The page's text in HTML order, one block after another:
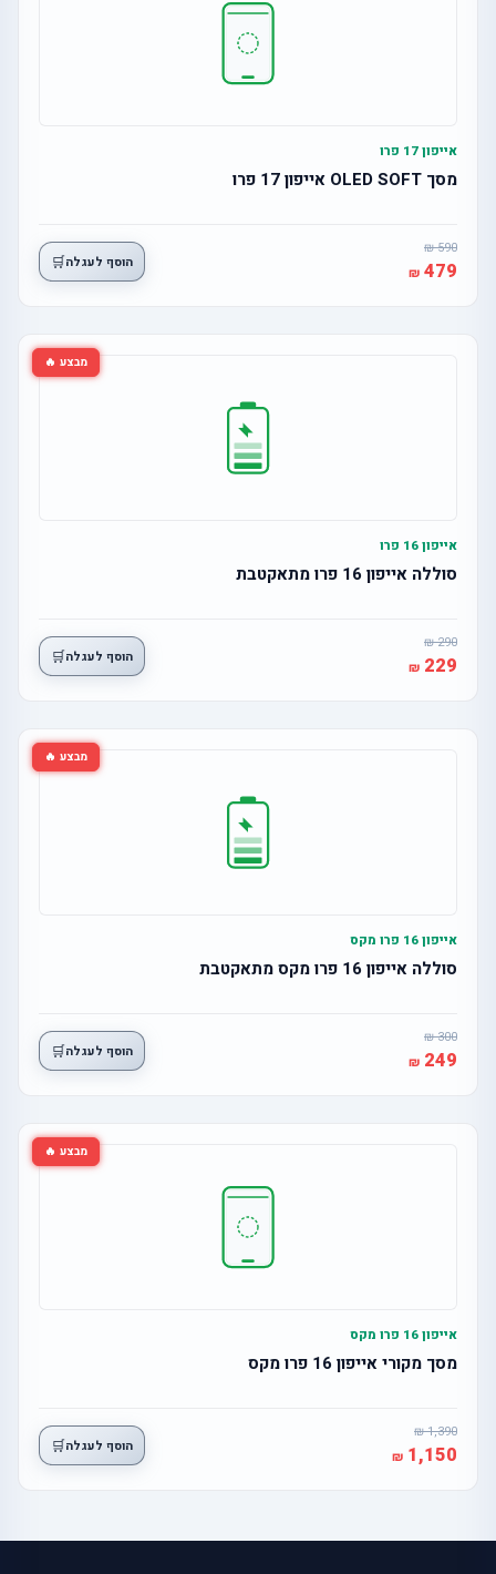
אייפון 17 פרו
מסך OLED SOFT אייפון 17 פרו
590
479 הוסף לעגלה🛒
מבצע 🔥
אייפון 16 פרו
סוללה אייפון 16 פרו מתאקטבת
290
229 הוסף לעגלה🛒
מבצע 🔥
אייפון 16 פרו מקס
סוללה אייפון 16 פרו מקס מתאקטבת
300
249 הוסף לעגלה🛒
מבצע 🔥
אייפון 16 פרו מקס
מסך מקורי אייפון 16 פרו מקס
1,390
1,150 הוסף לעגלה🛒